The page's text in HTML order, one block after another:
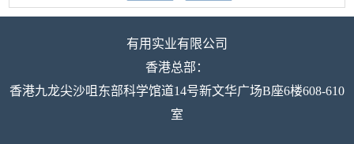
有用实业有限公司
香港总部：
香港九龙尖沙咀东部科学馆道14号新文华广场B座6楼608-610
室